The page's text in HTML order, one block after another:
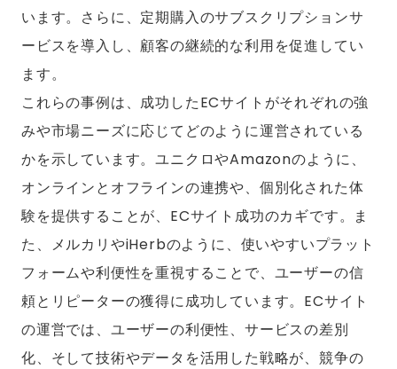
います。さらに、定期購入のサブスクリプションサ
ービスを導入し、顧客の継続的な利用を促進してい
ます。
これらの事例は、成功したECサイトがそれぞれの強
みや市場ニーズに応じてどのように運営されている
かを示しています。ユニクロやAmazonのように、
オンラインとオフラインの連携や、個別化された体
験を提供することが、ECサイト成功のカギです。ま
た、メルカリやiHerbのように、使いやすいプラット
フォームや利便性を重視することで、ユーザーの信
頼とリピーターの獲得に成功しています。ECサイト
の運営では、ユーザーの利便性、サービスの差別
化、そして技術やデータを活用した戦略が、競争の